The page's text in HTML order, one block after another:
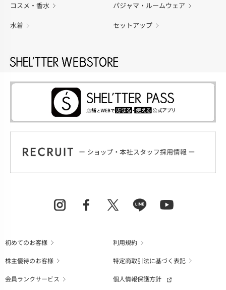
コスメ・香水 パジャマ・ルームウェア
水着 セットアップ
初めてのお客様
利用規約
株主優待のお客様
特定商取引法に基づく表記
会員ランクサービス
個人情報保護方針